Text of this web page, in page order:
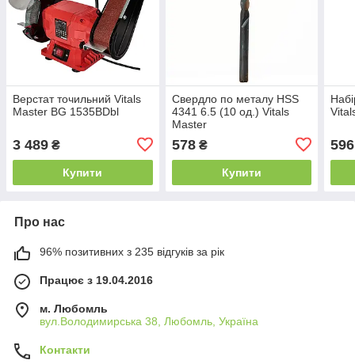
Верстат точильний Vitals
Master BG 1535BDbl
3 489 ₴
Купити
Свердло по металу HSS
4341 6.5 (10 од.) Vitals
Master
578₴
Купити
596
Про нас
96% позитивних з 235 відгуків за рік
Працює з 19.04.2016
м. Любомль
вул.Володимирська 38, Любомль, Україна
Контакти